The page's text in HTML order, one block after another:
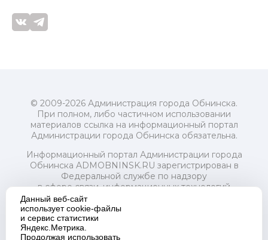
© 2009-2026 Администрация города Обнинска.
При полном, либо частичном использовании
материалов ссылка на информационный портал
Администрации города Обнинска обязательна.
Информационный портал Администрации города
Обнинска ADMOBNINSK.RU зарегистрирован в
Федеральной службе по надзору
в сфере связи, информационных технологий
и массовых коммуникаций (Роскомнадзор) 24 июля
2018 года.
Свидетельство о регистрации Эл № ФС77-73321
Данный веб-сайт
использует cookie-файлы
и сервис статистики
Яндекс.Метрика.
Продолжая использовать